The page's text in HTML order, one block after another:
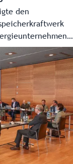
den
Inbetriebnahme